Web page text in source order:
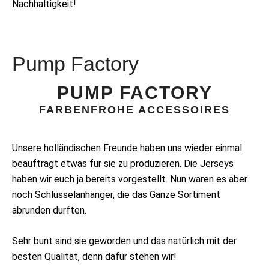
Nachhaltigkeit!
Pump Factory
PUMP FACTORY
FARBENFROHE ACCESSOIRES
Unsere holländischen Freunde haben uns wieder einmal
beauftragt etwas für sie zu produzieren. Die Jerseys
haben wir euch ja bereits vorgestellt. Nun waren es aber
noch Schlüsselanhänger, die das Ganze Sortiment
abrunden durften.
Sehr bunt sind sie geworden und das natürlich mit der
besten Qualität, denn dafür stehen wir!